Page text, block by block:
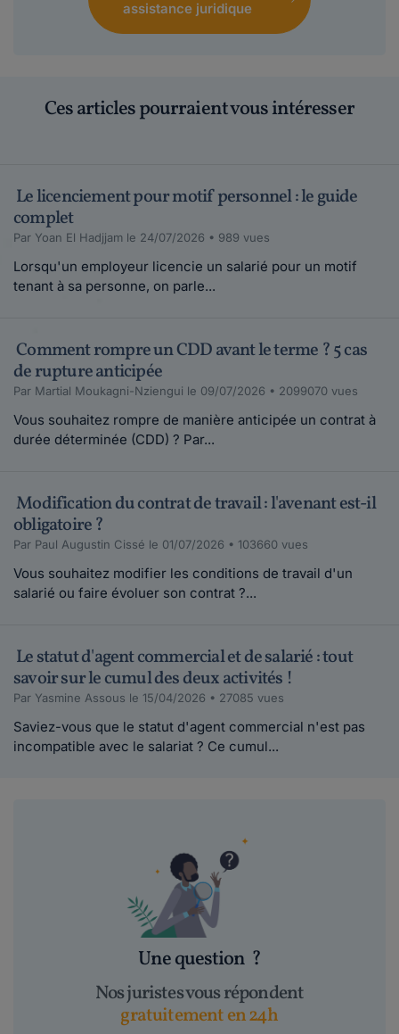
assistance juridique
Ces articles pourraient vous intéresser
Le licenciement pour motif personnel : le guide
complet
Par Yoan El Hadjjam le 24/07/2026 • 989 vues
Lorsqu'un employeur licencie un salarié pour un motif
tenant à sa personne, on parle...
Comment rompre un CDD avant le terme ? 5 cas
de rupture anticipée
Par Martial Moukagni-Nziengui le 09/07/2026 • 2099070 vues
Vous souhaitez rompre de manière anticipée un contrat à
durée déterminée (CDD) ? Par...
Modification du contrat de travail : l'avenant est-il
obligatoire ?
Par Paul Augustin Cissé le 01/07/2026 • 103660 vues
Vous souhaitez modifier les conditions de travail d'un
salarié ou faire évoluer son contrat ?...
Le statut d'agent commercial et de salarié : tout
savoir sur le cumul des deux activités !
Par Yasmine Assous le 15/04/2026 • 27085 vues
Saviez-vous que le statut d'agent commercial n'est pas
incompatible avec le salariat ? Ce cumul...
Une question ?
Nos juristes vous répondent
gratuitement en 24h